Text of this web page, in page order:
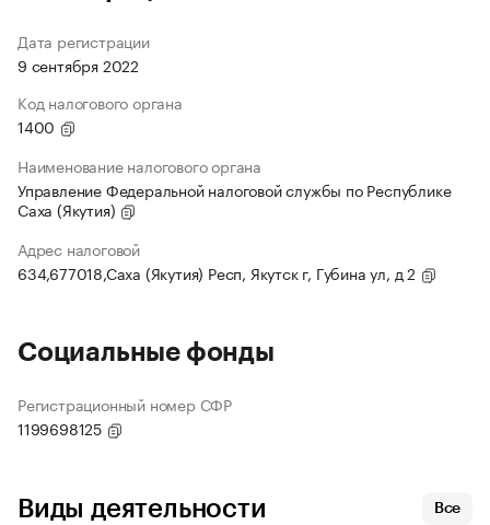
Дата регистрации
9 сентября 2022
Код налогового органа
1400
Наименование налогового органа
Управление Федеральной налоговой службы по Республике
Саха (Якутия)
Адрес налоговой
634,677018,Саха (Якутия) Респ, Якутск г, Губина ул, д 2
Социальные фонды
Регистрационный номер СФР
1199698125
Виды деятельности Все